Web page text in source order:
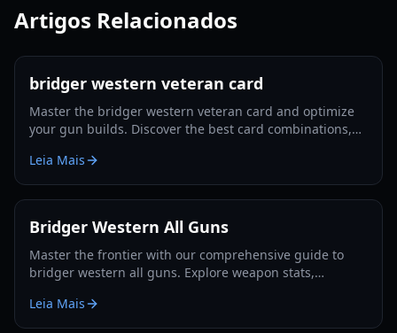
Artigos Relacionados
bridger western veteran card
Master the bridger western veteran card and optimize
your gun builds. Discover the best card combinations,
Leia Mais
Bridger Western All Guns
Master the frontier with our comprehensive guide to
bridger western all guns. Explore weapon stats,
Leia Mais